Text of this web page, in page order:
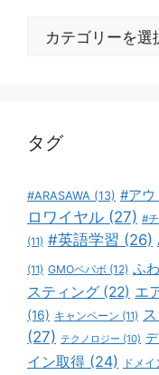
タグ
#ARASAWA (13) #アウ
ロワイヤル (27) #
(11) #英語学習 (26)
(11) GMOペパボ (12) ふ
スティング (22) エ
(16) キャンペーン (11)
(27) テクノロジー (10)
イン取得 (24) ドメ